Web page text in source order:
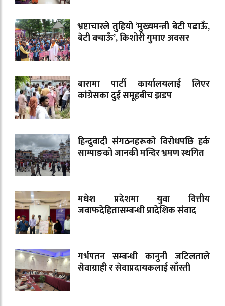
भ्रष्टाचारले तुहियो ‘मुख्यमन्त्री बेटी पढाऊँ,
बेटी बचाऊँ’, किशोरी गुमाए अवसर
बारामा पार्टी कार्यालयलाई लिएर
कांग्रेसका दुई समूहबीच झडप
हिन्दुवादी संगठनहरूको विरोधपछि हर्क
साम्पाङको जानकी मन्दिर भ्रमण स्थगित
मधेश प्रदेशमा युवा वित्तीय
जवाफदेहितासम्बन्धी प्रादेशिक संवाद
गर्भपतन सम्बन्धी कानुनी जटिलताले
सेवाग्राही र सेवाप्रदायकलाई साँस्ती